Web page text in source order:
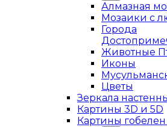
Алмазная
Мозаики с
Города
Животные
Иконы
Цветы
Зеркала
Картины 3D и 5D
Картины гобелен